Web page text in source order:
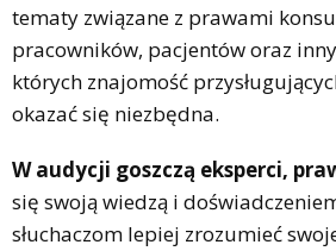
tematy związane z prawami
pracowników, pacjentów oraz
których znajomość
okazać się niezbędna.
W audycji goszczą eksperci,
się swoją wiedzą i
słuchaczom lepiej zrozumieć